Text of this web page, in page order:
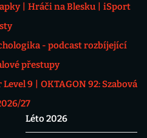
Hráči na Blesku
iSport
- podcast rozbíjející
přestupy
9
OKTAGON 92: Szabová
27
Léto 2026